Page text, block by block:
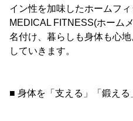
イン性を加味したホームフ
MEDICAL FITNESS(ホーム
名付け、暮らしも身体も心
していきます。
■ 身体を「支える」「鍛え